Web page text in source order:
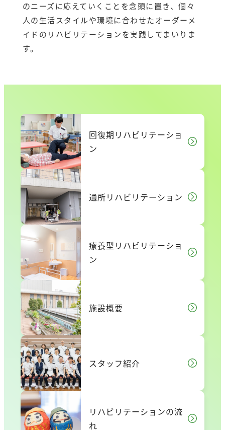
のニーズに応えていくことを念頭に置き、個々
人の生活スタイルや環境に合わせたオーダーメ
イドのリハビリテーションを実践してまいりま
す。
回復期リハビリテーショ
ン
通所リハビリテーション
療養型リハビリテーショ
ン
施設概要
スタッフ紹介
リハビリテーションの流
れ